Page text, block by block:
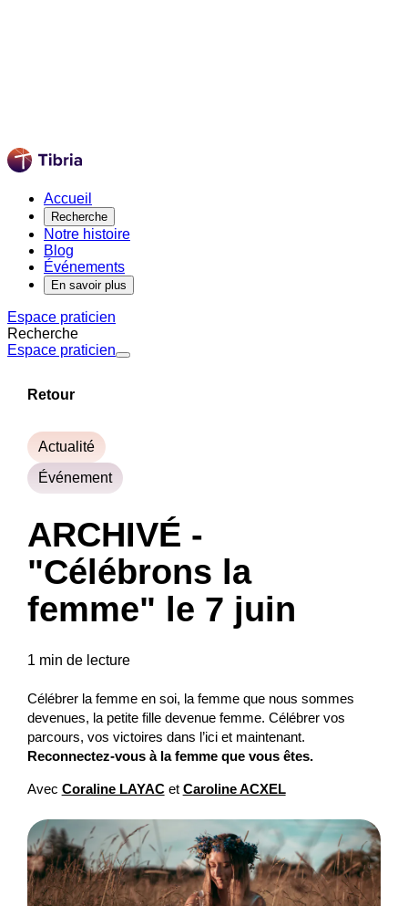
Accueil
Recherche
Notre histoire
Blog
Événements
En savoir plus
Espace praticien
Recherche
Espace praticien
Retour
Actualité
Événement
ARCHIVÉ -
"Célébrons la
femme" le 7 juin
1 min de lecture
Célébrer la femme en soi, la femme que nous sommes
devenues, la petite fille devenue femme. Célébrer vos
parcours, vos victoires dans l’ici et maintenant.
Reconnectez-vous à la femme que vous êtes.
Avec Coraline LAYACet Caroline ACXEL